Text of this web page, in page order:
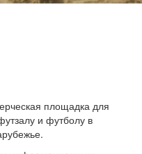
площадка для
и футболу в